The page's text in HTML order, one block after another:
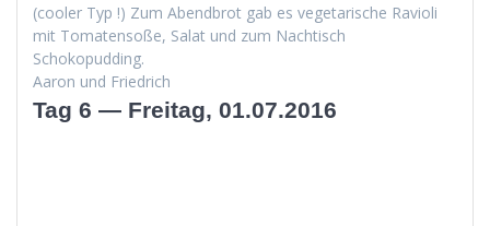
(cool­er Typ !) Zum Abend­brot gab es veg­e­tarische Ravi­o­li
mit Tomaten­soße, Salat und zum Nachtisch
Schokopudding.
Aaron und Friedrich
Tag 6 — Freitag, 01.07.2016